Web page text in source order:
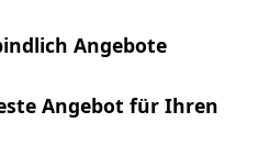
Angebote
Angebot für Ihren